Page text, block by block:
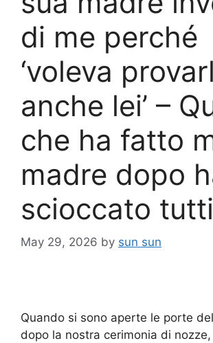
di me perché
‘voleva
anche lei’ –
che ha fatto
madre dopo
scioccato tutti
May 29, 2026 by sun sun
Quando si sono aperte le porte
dopo la nostra cerimonia di